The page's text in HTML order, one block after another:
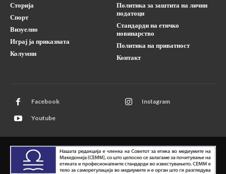
Сторија
Спорт
Визуелно
Играј ја приказната
Колумни
Политика за заштита на лични
податоци
Стандарди на етичко
новинарство
Политика на приватност
Контакт
Facebook Instagram
Youtube